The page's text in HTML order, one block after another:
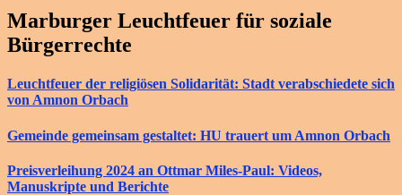
Marburger Leuchtfeuer für soziale
Bürgerrechte
Leuchtfeuer der religiösen Solidarität: Stadt verabschiedete sich
von Amnon Orbach
Gemeinde gemeinsam gestaltet: HU trauert um Amnon Orbach
Preisverleihung 2024 an Ottmar Miles-Paul: Videos,
Manuskripte und Berichte